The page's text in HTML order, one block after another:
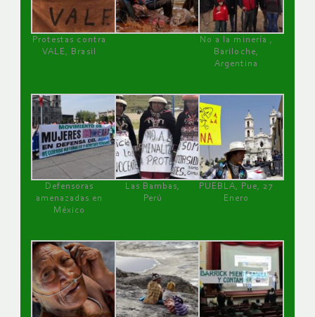
Protestas contra
VALE, Brasil
No a la minería ,
Bariloche,
Argentina
Defensoras
amenazadas en
México
Las Bambas,
Perú
PUEBLA, Pue, 27
Enero